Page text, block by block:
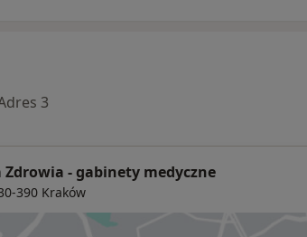
3
Zdrowia - gabinety medyczne
390 Kraków